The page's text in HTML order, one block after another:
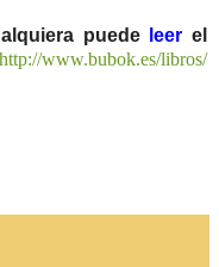
puede leer el
http://www.bubok.es/libros/